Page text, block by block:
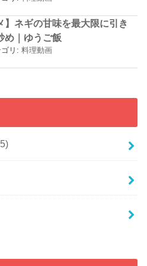
】ネギの甘味を最大限に引き
め｜ゆうご飯
ゴリ:料理動画